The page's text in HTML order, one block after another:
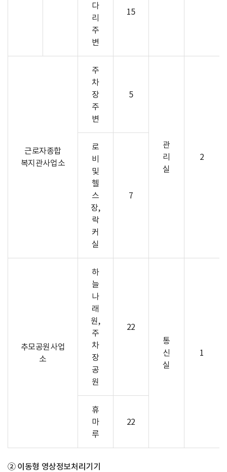
다
리
주
변
15
근로자종합
복지관사업소
주
차
장
주
변
5
관
리
실
2
로
비
및
헬
스
장,
락
커
실
7
추모공원사업
소
하
늘
나
래
원,
주
차
장
공
원
22
통
신
실
1
휴
마
루
22
② 이동형 영상정보처리기기